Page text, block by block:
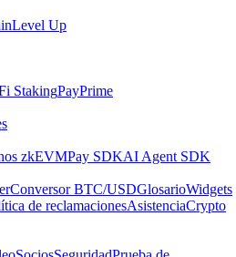
Level Up
StakingPayPrime
zkEVMPay SDKAI Agent SDK
Conversor BTC/USDGlosarioWidgets
de reclamacionesAsistenciaCrypto